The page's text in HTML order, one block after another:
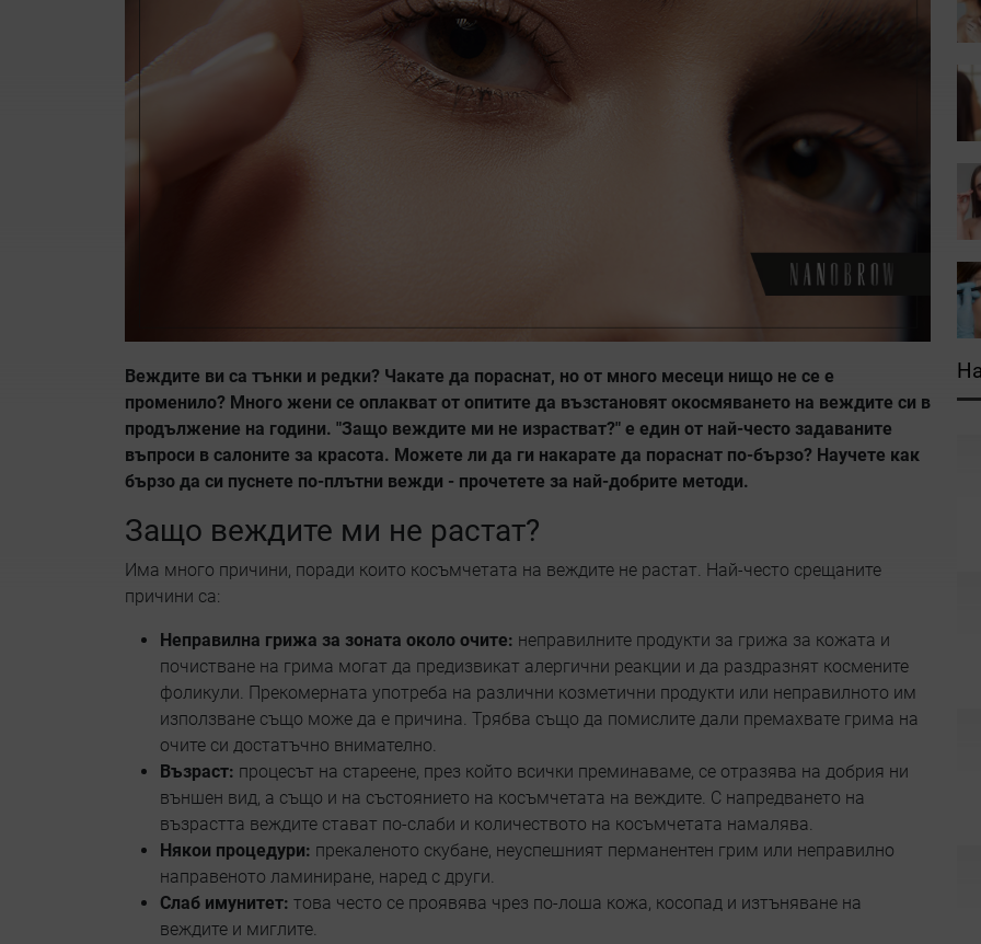
Веждите ви са тънки и редки? Чакате да пораснат, но от много месеци нищо не се е
променило? Много жени се оплакват от опитите да възстановят окосмяването на веждите си в
продължение на години. "Защо веждите ми не израстват?" е един от най-често задаваните
въпроси в салоните за красота. Можете ли да ги накарате да пораснат по-бързо? Научете как
бързо да си пуснете по-плътни вежди - прочетете за най-добрите методи.
Защо веждите ми не растат?
Има много причини, поради които косъмчетата на веждите не растат. Най-често срещаните
причини са:
Неправилна грижа за зоната около очите: неправилните продукти за грижа за кожата и
почистване на грима могат да предизвикат алергични реакции и да раздразнят космените
фоликули. Прекомерната употреба на различни козметични продукти или неправилното им
използване също може да е причина. Трябва също да помислите дали премахвате грима на
очите си достатъчно внимателно.
Възраст: процесът на стареене, през който всички преминаваме, се отразява на добрия ни
външен вид, а също и на състоянието на косъмчетата на веждите. С напредването на
възрастта веждите стават по-слаби и количеството на косъмчетата намалява.
Някои процедури: прекаленото скубане, неуспешният перманентен грим или неправилно
направеното ламиниране, наред с други.
Слаб имунитет: това често се проявява чрез по-лоша кожа, косопад и изтъняване на
веждите и миглите.